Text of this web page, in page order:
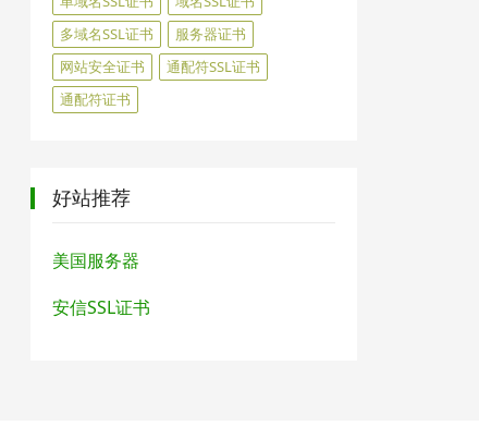
多域名SSL证书
服务器证书
网站安全证书
通配符SSL证书
通配符证书
好站推荐
美国服务器
安信SSL证书